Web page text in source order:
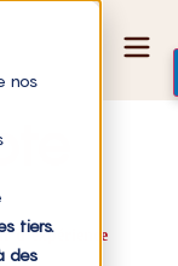
nos
tiers.
des
d’expérience